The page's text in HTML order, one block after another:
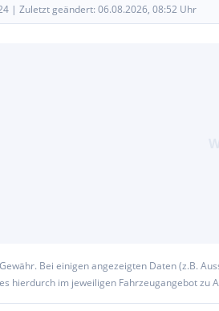
| Zuletzt geändert: 06.08.2026, 08:52 Uhr
Bei einigen angezeigten Daten (z.B.
hierdurch im jeweiligen Fahrzeugangebot